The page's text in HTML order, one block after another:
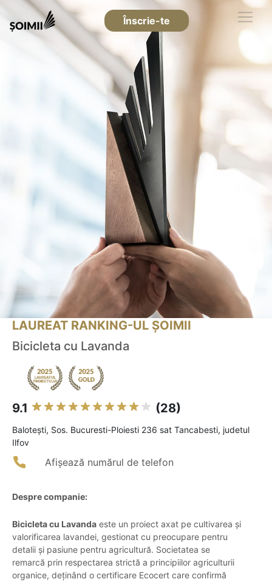
Înscrie-te
LAUREAT RANKING-UL ȘOIMII
Bicicleta cu Lavanda
9.1 (28)
Baloteşti, Sos. Bucuresti-Ploiesti 236 sat Tancabesti, judetul
Ilfov
Afișează numărul de telefon
Despre companie:
Bicicleta cu Lavanda este un proiect axat pe cultivarea și
valorificarea lavandei, gestionat cu preocupare pentru
detalii și pasiune pentru agricultură. Societatea se
remarcă prin respectarea strictă a principiilor agriculturii
organice, deținând o certificare Ecocert care confirmă